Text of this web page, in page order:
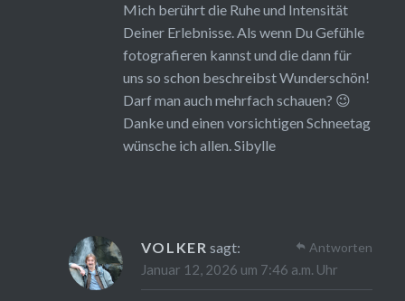
Mich berührt die Ruhe und Intensität
Deiner Erlebnisse. Als wenn Du Gefühle
fotografieren kannst und die dann für
uns so schon beschreibst Wunderschön!
Darf man auch mehrfach schauen? 😉
Danke und einen vorsichtigen Schneetag
wünsche ich allen. Sibylle
VOLKER sagt:
Januar 12, 2026 um 7:46 a.m. Uhr
Antworten